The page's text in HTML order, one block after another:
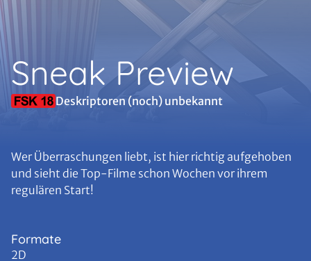
Sneak Preview
Deskriptoren (noch) unbekannt
Wer Überraschungen liebt, ist hier richtig aufgehoben
und sieht die Top-Filme schon Wochen vor ihrem
regulären Start!
Formate
2D